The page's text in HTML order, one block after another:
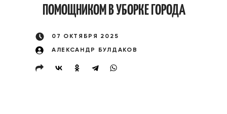
ПОМОЩНИКОМ В УБОРКЕ ГОРОДА
07 ОКТЯБРЯ 2025
АЛЕКСАНДР БУЛДАКОВ